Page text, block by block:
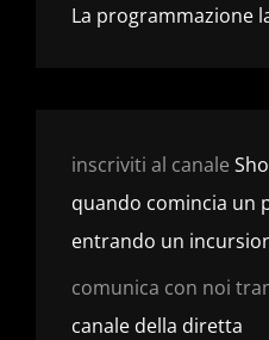
La programmazione
inscriviti al canale
quando comincia un
entrando un
comunica con noi
canale della diretta